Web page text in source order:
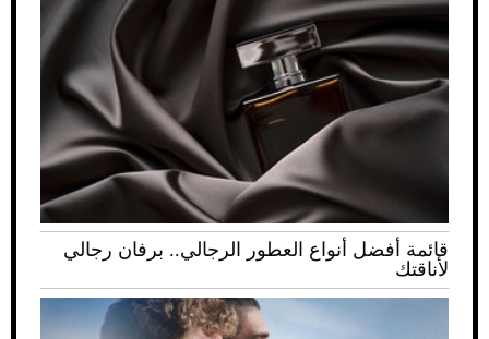
قائمة أفضل أنواع العطور الرجالي.. برفان رجالي
لأناقتك